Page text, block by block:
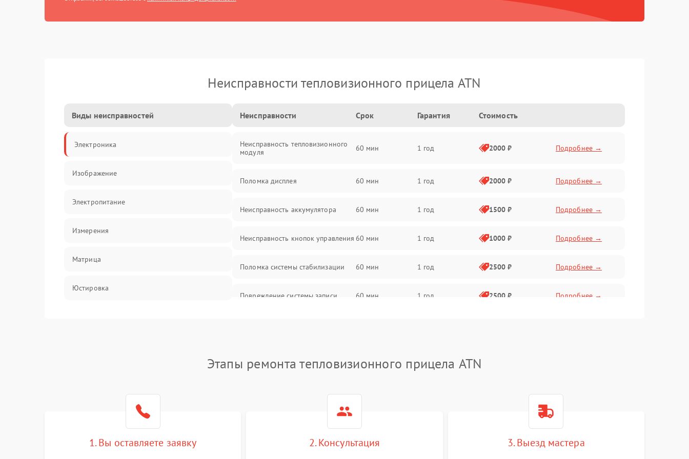
Неисправности тепловизионного прицела ATN
Виды неисправностей
Электроника
Изображение
Электропитание
Измерения
Матрица
Юстировка
Неисправности Срок Гарантия Стоимость
Неисправность тепловизионного
модуля
60 мин 1 год 2000 ₽ Подробнее →
Поломка дисплея 60 мин 1 год 2000 ₽ Подробнее →
Неисправность аккумулятора 60 мин 1 год 1500 ₽ Подробнее →
Неисправность кнопок управления 60 мин 1 год 1000 ₽ Подробнее →
Поломка системы стабилизации 60 мин 1 год 2500 ₽ Подробнее →
Повреждение системы записи 60 мин 1 год 2500 ₽ Подробнее →
автоматического отключения
Этапы ремонта тепловизионного прицела ATN
1. Вы оставляете заявку 2. Консультация 3. Выезд мастера